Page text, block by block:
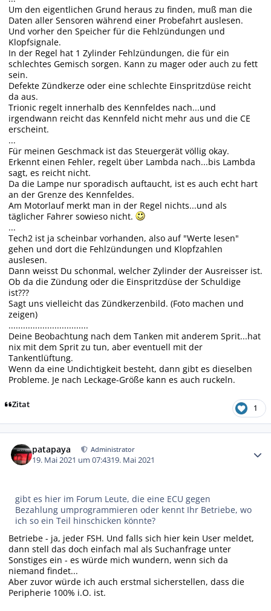
Um den eigentlichen Grund heraus zu finden, muß man die
Daten aller Sensoren während einer Probefahrt auslesen.
Und vorher den Speicher für die Fehlzündungen und
Klopfsignale.
In der Regel hat 1 Zylinder Fehlzündungen, die für ein
schlechtes Gemisch sorgen. Kann zu mager oder auch zu fett
sein.
Defekte Zündkerze oder eine schlechte Einspritzdüse reicht
da aus.
Trionic regelt innerhalb des Kennfeldes nach...und
irgendwann reicht das Kennfeld nicht mehr aus und die CE
erscheint.
...
Für meinen Geschmack ist das Steuergerät völlig okay.
Erkennt einen Fehler, regelt über Lambda nach...bis Lambda
sagt, es reicht nicht.
Da die Lampe nur sporadisch auftaucht, ist es auch echt hart
an der Grenze des Kennfeldes.
Am Motorlauf merkt man in der Regel nichts...und als
täglicher Fahrer sowieso nicht.
...
Tech2 ist ja scheinbar vorhanden, also auf "Werte lesen"
gehen und dort die Fehlzündungen und Klopfzahlen
auslesen.
Dann weisst Du schonmal, welcher Zylinder der Ausreisser ist.
Ob da die Zündung oder die Einspritzdüse der Schuldige
ist???
Sagt uns vielleicht das Zündkerzenbild. (Foto machen und
zeigen)
.................................
Deine Beobachtung nach dem Tanken mit anderem Sprit...hat
nix mit dem Sprit zu tun, aber eventuell mit der
Tankentlüftung.
Wenn da eine Undichtigkeit besteht, dann gibt es dieselben
Probleme. Je nach Leckage-Größe kann es auch ruckeln.
Zitat 1
patapaya Administrator
19. Mai 2021 um 07:4319. Mai 2021
gibt es hier im Forum Leute, die eine ECU gegen
Bezahlung umprogrammieren oder kennt Ihr Betriebe, wo
ich so ein Teil hinschicken könnte?
Betriebe - ja, jeder FSH. Und falls sich hier kein User meldet,
dann stell das doch einfach mal als Suchanfrage unter
Sonstiges ein - es würde mich wundern, wenn sich da
niemand findet...
Aber zuvor würde ich auch erstmal sicherstellen, dass die
Peripherie 100% i.O. ist.